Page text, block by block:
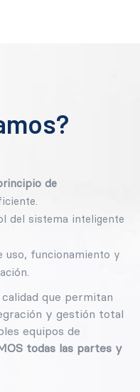
de
del sistema inteligente
uso, funcionamiento y
que permitan
y gestión total
equipos de
todas las partes y